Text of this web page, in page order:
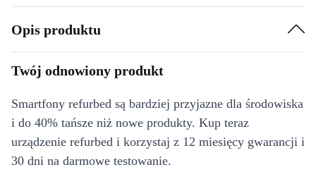
Opis produktu
Twój odnowiony produkt
Smartfony refurbed są bardziej przyjazne dla środowiska
i do 40% tańsze niż nowe produkty. Kup teraz
urządzenie refurbed i korzystaj z 12 miesięcy gwarancji i
30 dni na darmowe testowanie.